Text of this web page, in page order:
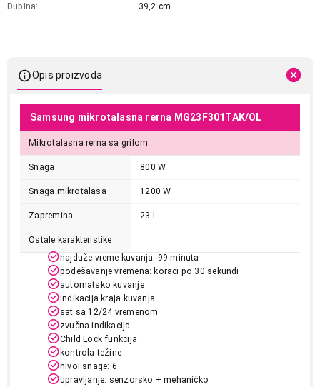
Dubina
39,2 cm
Opis proizvoda
Samsung mikrotalasna rerna MG23F301TAK/OL
Mikrotalasna rerna sa grilom
Snaga 800 W
Snaga mikrotalasa 1200 W
Zapremina 23 l
Ostale karakteristike
najduže vreme kuvanja: 99 minuta
podešavanje vremena: koraci po 30 sekundi
automatsko kuvanje
indikacija kraja kuvanja
sat sa 12/24 vremenom
zvučna indikacija
Child Lock funkcija
kontrola težine
nivoi snage: 6
upravljanje: senzorsko + mehaničko